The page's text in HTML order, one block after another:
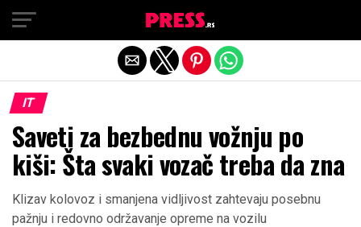
IT
Saveti za bezbednu vožnju po
kiši: Šta svaki vozač treba da zna
Klizav kolovoz i smanjena vidljivost zahtevaju posebnu
pažnju i redovno održavanje opreme na vozilu
Exit mobile version